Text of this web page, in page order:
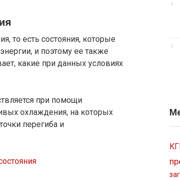
то есть состояния, которые
и поэтому ее также
какие при данных условиях
при помощи
охлаждения, на которых
перегиба и